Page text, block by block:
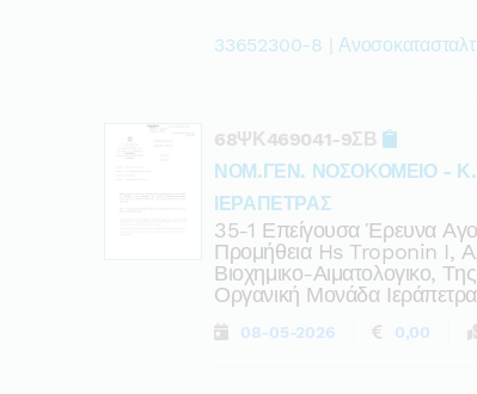
33652300-8 |
68ΨΚ469041-9ΣΒ
ΝΟΜ.ΓΕΝ. ΝΟΣΟΚΟΜΕΙΟ -
ΙΕΡΑΠΕΤΡΑΣ
35-1 Επείγουσα Έρευνα
Προμήθεια Hs Troponin I,
Βιοχημικο-Αιματολογικο,
Οργανική Μονάδα
08-05-2026 0,00